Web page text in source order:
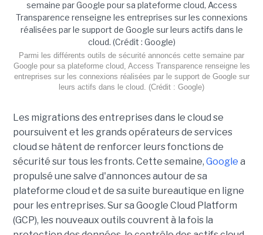
Parmi les différents outils de sécurité annoncés cette semaine par
Google pour sa plateforme cloud, Access Transparence renseigne les
entreprises sur les connexions réalisées par le support de Google sur
leurs actifs dans le cloud. (Crédit : Google)
Les migrations des entreprises dans le cloud se
poursuivent et les grands opérateurs de services
cloud se hâtent de renforcer leurs fonctions de
sécurité sur tous les fronts. Cette semaine, Google a
propulsé une salve d'annonces autour de sa
plateforme cloud et de sa suite bureautique en ligne
pour les entreprises. Sur sa Google Cloud Platform
(GCP), les nouveaux outils couvrent à la fois la